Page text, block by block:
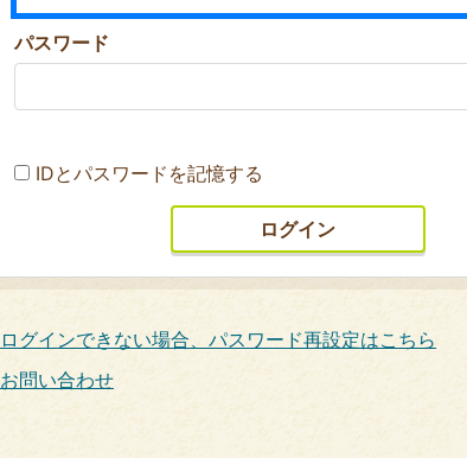
パスワード
IDとパスワードを記憶する
ログインできない場合、パスワード再設定はこちら
お問い合わせ